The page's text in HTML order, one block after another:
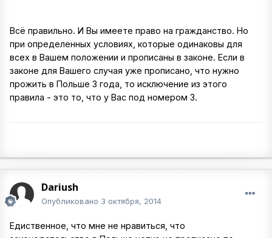
Всё правильно. И Вы имеете право на гражданство. Но
при определенных условиях, которые одинаковы для
всех в Вашем положении и прописаны в законе. Если в
законе для Вашего случая уже прописано, что нужно
прожить в Польше 3 года, то исключение из этого
правила - это то, что у Вас под номером 3.
Dariush
Опубликовано 3 октября, 2014
Едиственное, что мне не нравиться, что